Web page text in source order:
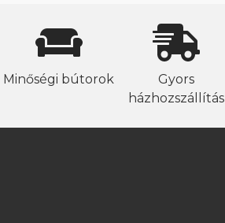
Minőségi bútorok
Gyors
házhozszállítás